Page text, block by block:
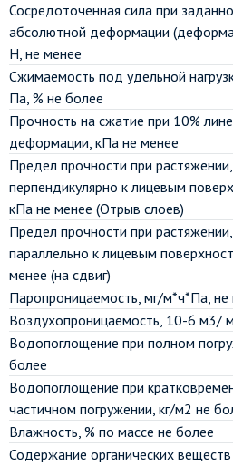
Сосредоточенная сила при
абсолютной деформации
Н, не менее
Сжимаемость под удельной
Па, % не более
Прочность на сжатие при 10%
деформации, кПа не менее
Предел прочности при растяжении,
перпендикулярно к лицевым
кПа не менее (Отрыв слоев)
Предел прочности при растяжении,
параллельно к лицевым
менее (на сдвиг)
Паропроницаемость, мг/м*ч*Па, не
Воздухопроницаемость, 10-6 м3/
Водопоглощение при полном
более
Водопоглощение при
частичном погружении, кг/м2 не
Влажность, % по массе не более
Содержание органических